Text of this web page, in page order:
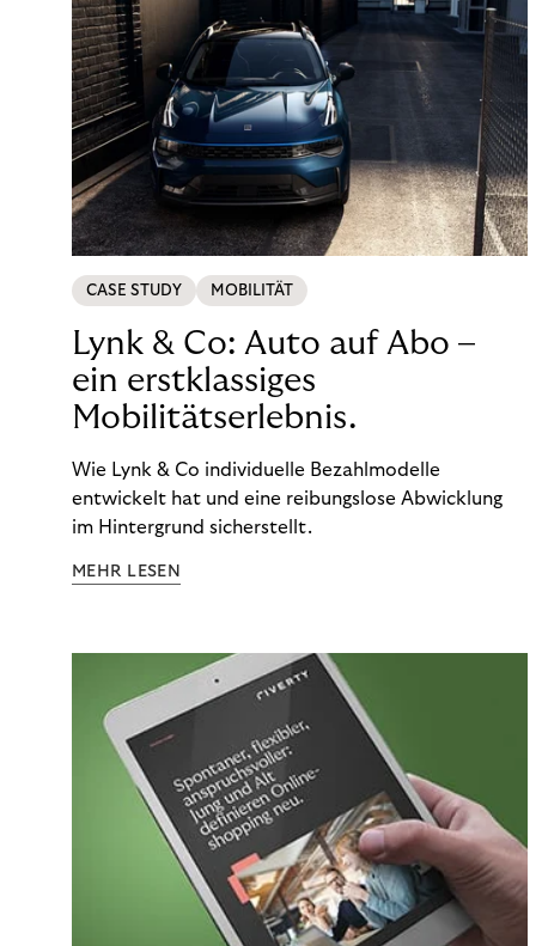
CASE STUDY MOBILITÄT
Lynk & Co: Auto auf Abo –
ein erstklassiges
Mobilitätserlebnis.
Wie Lynk & Co individuelle Bezahlmodelle
entwickelt hat und eine reibungslose Abwicklung
im Hintergrund sicherstellt.
MEHR LESEN